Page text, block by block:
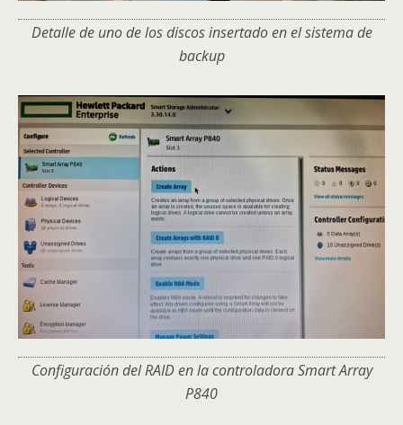
Detalle de uno de los discos insertado en el sistema de
backup
Configuración del RAID en la controladora Smart Array
P840